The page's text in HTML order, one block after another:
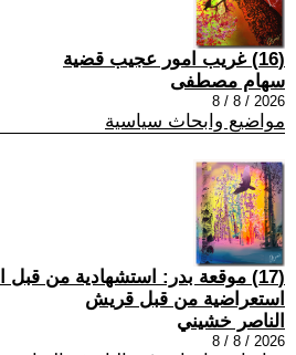
(16) غريب امور عجيب قضية
سهام مصطفى
2026 / 8 / 8
مواضيع وابحاث سياسية
(17) موقعة بدر: استشهادية من قبل
استعراضية من قبل قريش
الناصر خشيني
2026 / 8 / 8